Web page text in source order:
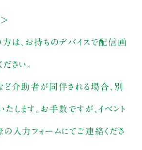
は、お持ちのデバイスで配信画
さい。
ど介助者が同伴される場合、別
します。お手数ですが、イベント
入力フォームにてご連絡くださ